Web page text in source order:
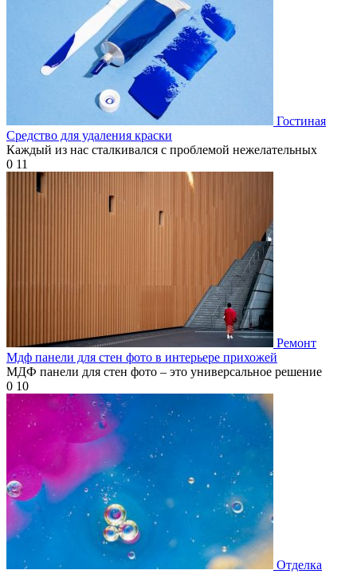
Гостиная
Средство для удаления краски
Каждый из нас сталкивался с проблемой нежелательных
0 11
Ремонт
Мдф панели для стен фото в интерьере прихожей
МДФ панели для стен фото – это универсальное решение
0 10
Отделка